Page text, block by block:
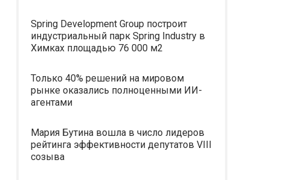
Spring Development Group построит
индустриальный парк Spring Industry в
Химках площадью 76 000 м2
Только 40% решений на мировом
рынке оказались полноценными ИИ-
агентами
Мария Бутина вошла в число лидеров
рейтинга эффективности депутатов VIII
созыва